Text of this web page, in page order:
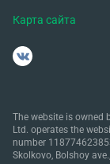
Карта сайта
The website is owned
Ltd. operates the
number
Skolkovo, Bolshoy